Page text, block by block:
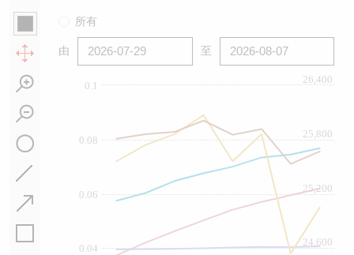
所有
由 至
0.04
0.06
0.08
0.1
24,600
25,200
25,800
26,400